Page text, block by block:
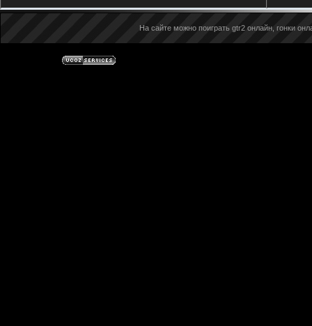
На сайте можно поиграть gtr2 онлайн, гонки